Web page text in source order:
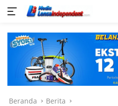
konten
Beranda Berita